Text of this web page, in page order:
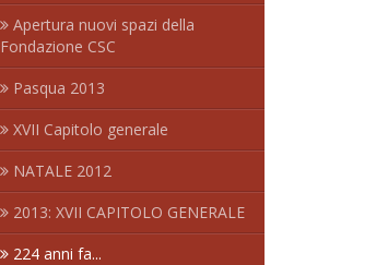
Apertura nuovi spazi della
Fondazione CSC
Pasqua 2013
XVII Capitolo generale
NATALE 2012
2013: XVII CAPITOLO GENERALE
224 anni fa...